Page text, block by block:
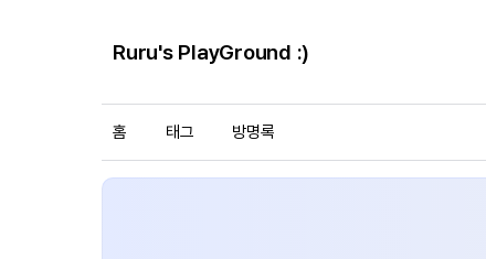
Ruru's PlayGround :)
홈 태그 방명록